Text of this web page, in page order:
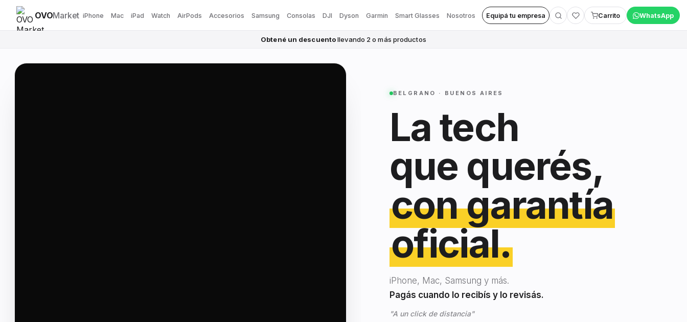
OVOMarket iPhone Mac iPad Watch AirPods Accesorios Samsung Consolas DJI Dyson Garmin Smart Glasses Nosotros Equipá tu empresa Carrito WhatsApp
Obtené un descuentollevando 2 o más productos
BELGRANO · BUENOS AIRES
La tech
que querés,
con garantía
oficial.
iPhone, Mac, Samsung y más.
Pagás cuando lo recibís y lo revisás.
"A un click de distancia"